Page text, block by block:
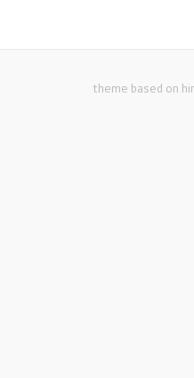
theme based on